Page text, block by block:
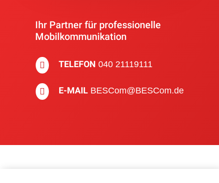
Ihr Partner für pro­fes­sionelle
Mobil­kom­muni­kation
 TELEFON 040 21119111
 E-MAIL BESCom@BESCom.de